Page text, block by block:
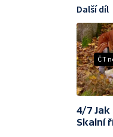
ČT
Další díl
4/7
Skalní